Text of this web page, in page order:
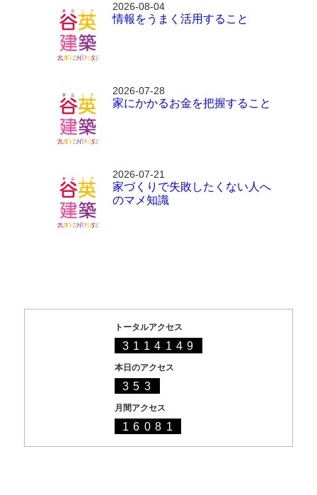
2026-08-04
情報をうまく活用すること
2026-07-28
家にかかるお金を把握すること
2026-07-21
家づくりで失敗したくない人へ
のマメ知識
トータルアクセス
3114149
本日のアクセス
353
月間アクセス
16081